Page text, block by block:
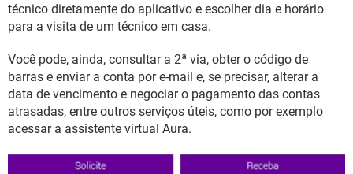
técnico diretamente do aplicativo e escolher dia e horário
para a visita de um técnico em casa.
Você pode, ainda, consultar a 2ª via, obter o código de
barras e enviar a conta por e-mail e, se precisar, alterar a
data de vencimento e negociar o pagamento das contas
atrasadas, entre outros serviços úteis, como por exemplo
acessar a assistente virtual Aura.